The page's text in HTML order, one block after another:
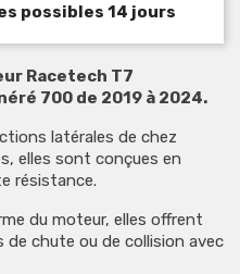
possibles 14 jours
Racetech T7
700 de 2019 à 2024.
latérales de chez
elles sont conçues en
résistance.
du moteur, elles offrent
chute ou de collision avec